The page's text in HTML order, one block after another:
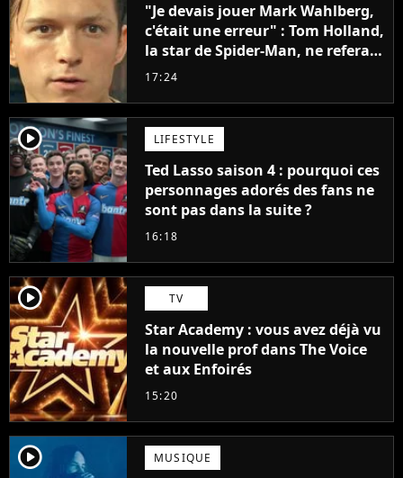
"Je devais jouer Mark Wahlberg,
c'était une erreur" : Tom Holland,
la star de Spider-Man, ne referait
pas ce blockbuster
17:24
player2 LIFESTYLE
Ted Lasso saison 4 : pourquoi ces
personnages adorés des fans ne
sont pas dans la suite ?
16:18
player2 TV
Star Academy : vous avez déjà vu
la nouvelle prof dans The Voice
et aux Enfoirés
15:20
player2 MUSIQUE